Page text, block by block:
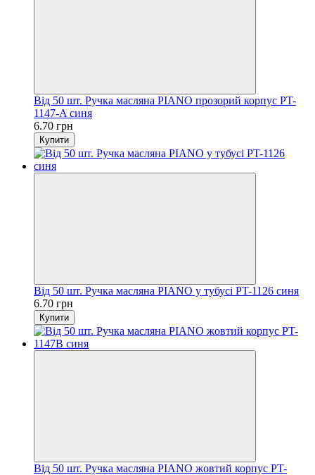
Від 50 шт. Ручка масляна PIANO прозорий корпус PT-
1147-A синя
6.70 грн
Купити
Від 50 шт. Ручка масляна PIANO у тубусі PT-1126 синя
6.70 грн
Купити
Від 50 шт. Ручка масляна PIANO жовтий корпус PT-